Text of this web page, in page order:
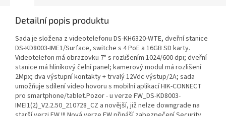
Detailní popis produktu
Sada je složena z videotelefonu DS-KH6320-WTE, dveřní stanice
DS-KD8003-IME1/Surface, switche s 4 PoE a 16GB SD karty.
Videotelefon má obrazovku 7" s rozlišením 1024/600 dpi; dveřní
stanice má hliníkový čelní panel; kamerový modul má rozlišení
2Mpx; dva výstupní kontakty + trvalý 12Vdc výstup/2A; sada
umožňuje sdílení video hovoru s mobilní aplikací HIK-CONNECT
pro smartphone/tablet.Pozor - u verze FW_DS-KD8003-
IMEI1(2)_V2.2.50_210728_CZ a novější, již nelze downgrade na